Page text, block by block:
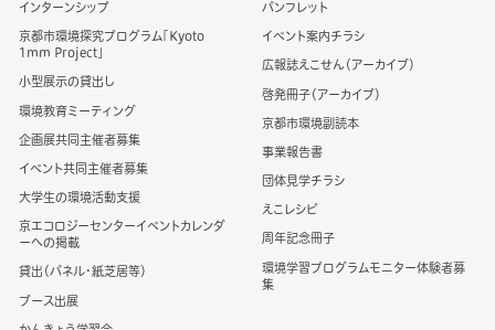
インターンシップ
京都市環境探究プログラム「Kyoto
1mm Project」
小型展示の貸出し
環境教育ミーティング
企画展共同主催者募集
イベント共同主催者募集
大学生の環境活動支援
京エコロジーセンターイベントカレンダ
ーへの掲載
貸出（パネル・紙芝居等）
ブース出展
パンフレット
イベント案内チラシ
広報誌えこせん（アーカイブ）
啓発冊子（アーカイブ）
京都市環境副読本
事業報告書
団体見学チラシ
えこレシピ
周年記念冊子
環境学習プログラムモニター体験者募
集